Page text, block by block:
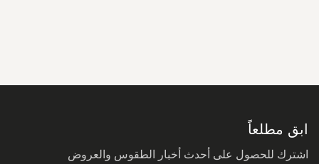
ابق مطلعاً
اشترك للحصول على أحدث أخبار الطقوس والعروض